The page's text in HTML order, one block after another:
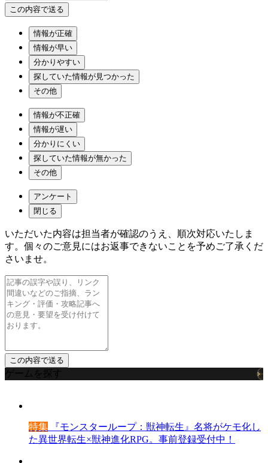
情報が正確
情報が早い
分かりやすい
探していた情報が見つかった
その他
情報が不正確
情報が遅い
分かりにくい
探していた情報が無かった
その他
アンケート
閉じる
いただいた内容は担当者が確認のうえ、順次対応いたしま
す。個々のご意見にはお返事できないことを予めご了承くだ
さいませ。
ゲームを探す
特集 『モンスターループ：獣神転生』名将がケモ化し
た異世界転生×獣神進化RPG。事前登録受付中！